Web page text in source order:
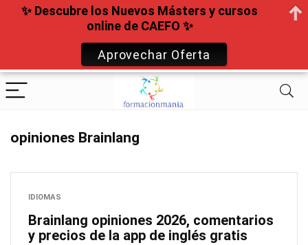
opiniones Brainlang
IDIOMAS
Brainlang opiniones 2026, comentarios
y precios de la app de inglés gratis
✨ Descubre los Nuevos Másters y cursos
online de CAEFO ✨
Aprovechar Oferta